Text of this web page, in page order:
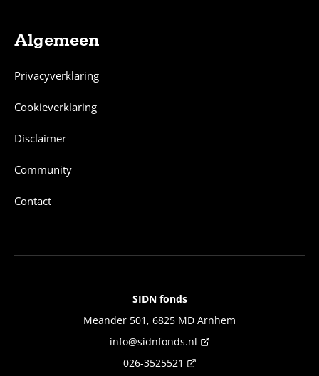
Algemeen
Privacyverklaring
Cookieverklaring
Disclaimer
Community
Contact
SIDN fonds
Meander 501, 6825 MD Arnhem
info@sidnfonds.nl
026-3525521